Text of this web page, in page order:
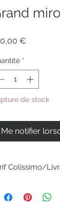
€
*
de stock
Me notifier
Colissimo/